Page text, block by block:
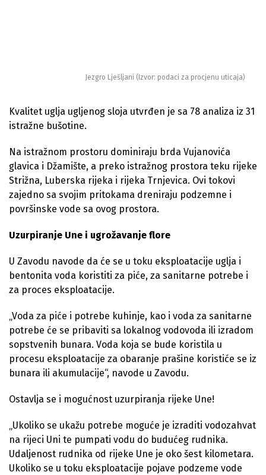
Jezgro Lješljani (Izvor: podaci za procjenu uticaja)
Kvalitet uglja ugljenog sloja utvrđen je sa 78 analiza iz 31
istražne bušotine.
Na istražnom prostoru dominiraju brda Vujanovića
glavica i Džamište, a preko istražnog prostora teku rijeke
Strižna, Luberska rijeka i rijeka Trnjevica. Ovi tokovi
zajedno sa svojim pritokama dreniraju podzemne i
površinske vode sa ovog prostora.
Uzurpiranje Une i ugrožavanje flore
U Zavodu navode da će se u toku eksploatacije uglja i
bentonita voda koristiti za piće, za sanitarne potrebe i
za proces eksploatacije.
„Voda za piće i potrebe kuhinje, kao i voda za sanitarne
potrebe će se pribaviti sa lokalnog vodovoda ili izradom
sopstvenih bunara. Voda koja se bude koristila u
procesu eksploatacije za obaranje prašine koristiće se iz
bunara ili akumulacije“, navode u Zavodu.
Ostavlja se i mogućnost uzurpiranja rijeke Une!
„Ukoliko se ukažu potrebe moguće je izraditi vodozahvat
na rijeci Uni te pumpati vodu do budućeg rudnika.
Udaljenost rudnika od rijeke Une je oko šest kilometara.
Ukoliko se u toku eksploatacije pojave podzeme vode